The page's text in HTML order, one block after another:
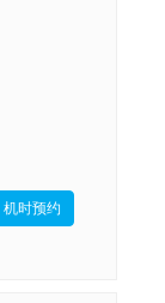
机时预约